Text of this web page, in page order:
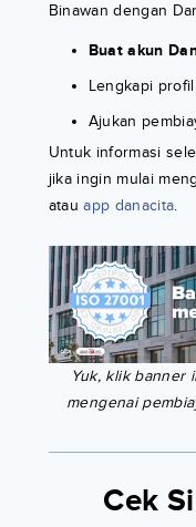
Binawan dengan
Buat akun
Lengkapi
Ajukan
Untuk informasi
jika ingin mulai
atau app danacita.
Yuk, klik banner
mengenai
Cek